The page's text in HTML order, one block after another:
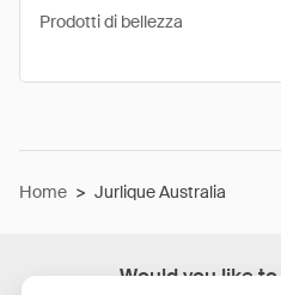
Would you like
Prodotti di bellezza
Home > Jurlique Australia